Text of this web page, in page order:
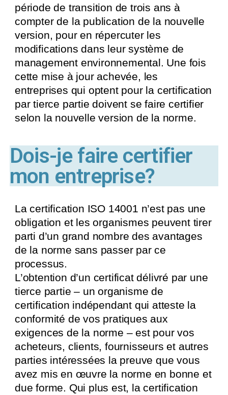
période de transition de trois ans à
compter de la publication de la nouvelle
version, pour en répercuter les
modifications dans leur système de
management environnemental. Une fois
cette mise à jour achevée, les
entreprises qui optent pour la certification
par tierce partie doivent se faire certifier
selon la nouvelle version de la norme.
Dois-je faire certifier
mon entreprise?
La certification ISO 14001 n’est pas une
obligation et les organismes peuvent tirer
parti d’un grand nombre des avantages
de la norme sans passer par ce
processus.
L’obtention d’un certificat délivré par une
tierce partie – un organisme de
certification indépendant qui atteste la
conformité de vos pratiques aux
exigences de la norme – est pour vos
acheteurs, clients, fournisseurs et autres
parties intéressées la preuve que vous
avez mis en œuvre la norme en bonne et
due forme. Qui plus est, la certification